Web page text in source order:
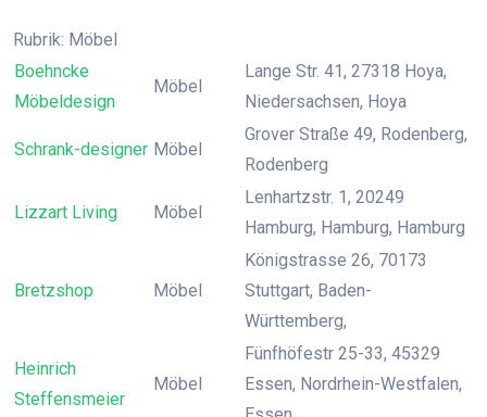
Rubrik: Möbel
Boehncke
Möbeldesign
Möbel
Lange Str. 41, 27318 Hoya,
Niedersachsen, Hoya
Schrank-designer Möbel
Grover Straße 49, Rodenberg,
Rodenberg
Lizzart Living Möbel
Lenhartzstr. 1, 20249
Hamburg, Hamburg, Hamburg
Bretzshop Möbel
Königstrasse 26, 70173
Stuttgart, Baden-
Württemberg,
Heinrich
Steffensmeier
Möbel
Fünfhöfestr 25-33, 45329
Essen, Nordrhein-Westfalen,